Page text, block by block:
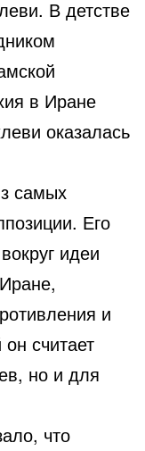
В детстве
в Иране
оказалась
самых
Его
идеи
и
считает
но и для
что